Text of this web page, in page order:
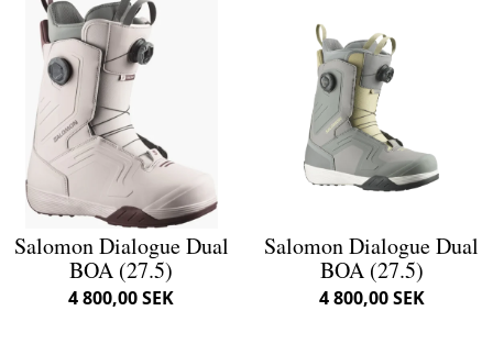
Salomon Dialogue Dual
BOA (27.5)
4 800,00 SEK
Salomon Dialogue Dual
BOA (27.5)
4 800,00 SEK